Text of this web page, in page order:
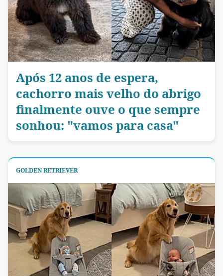
Após 12 anos de espera,
cachorro mais velho do abrigo
finalmente ouve o que sempre
sonhou: "vamos para casa"
GOLDEN RETRIEVER